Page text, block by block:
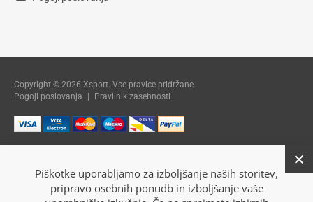
Copyright © 2026 Xsport. Vse pravice pridržane.
Pogoji poslovanja
Pravilnik zasebnosti
Piškotke uporabljamo za izboljšanje naših storitev,
pripravo osebnih ponudb in izboljšanje vaše